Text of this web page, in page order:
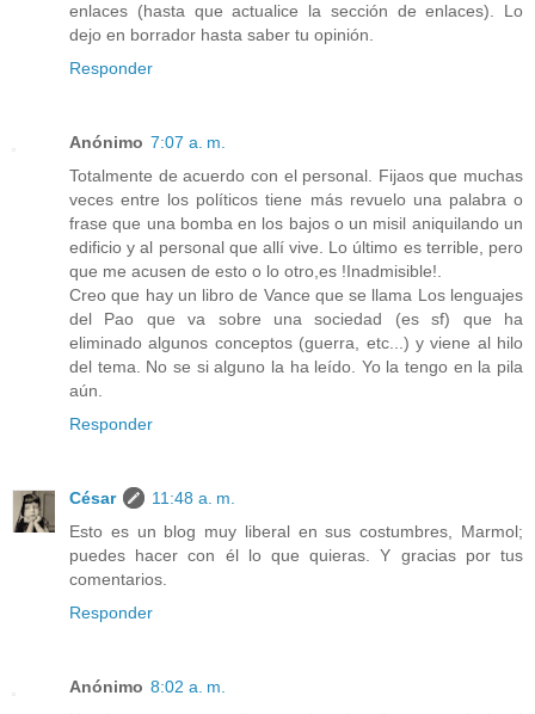
enlaces (hasta que actualice la sección de enlaces). Lo
dejo en borrador hasta saber tu opinión.
Responder
Anónimo 7:07 a. m.
Totalmente de acuerdo con el personal. Fijaos que muchas
veces entre los políticos tiene más revuelo una palabra o
frase que una bomba en los bajos o un misil aniquilando un
edificio y al personal que allí vive. Lo último es terrible, pero
que me acusen de esto o lo otro,es !Inadmisible!.
Creo que hay un libro de Vance que se llama Los lenguajes
del Pao que va sobre una sociedad (es sf) que ha
eliminado algunos conceptos (guerra, etc...) y viene al hilo
del tema. No se si alguno la ha leído. Yo la tengo en la pila
aún.
Responder
César
11:48 a. m.
Esto es un blog muy liberal en sus costumbres, Marmol;
puedes hacer con él lo que quieras. Y gracias por tus
comentarios.
Responder
Anónimo 8:02 a. m.